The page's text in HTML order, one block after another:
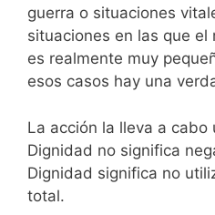
guerra o situaciones
situaciones en las que el
es realmente muy
esos casos hay una
La acción la lleva a cabo
Dignidad no significa
Dignidad significa no
total.